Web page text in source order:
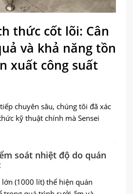
thức cốt lõi: Cân
và khả năng tồn
xuất công suất
chuyên sâu, chúng tôi đã xác
kỹ thuật chính mà Sensei
soát nhiệt độ do quán
(1000 lít) thể hiện quán